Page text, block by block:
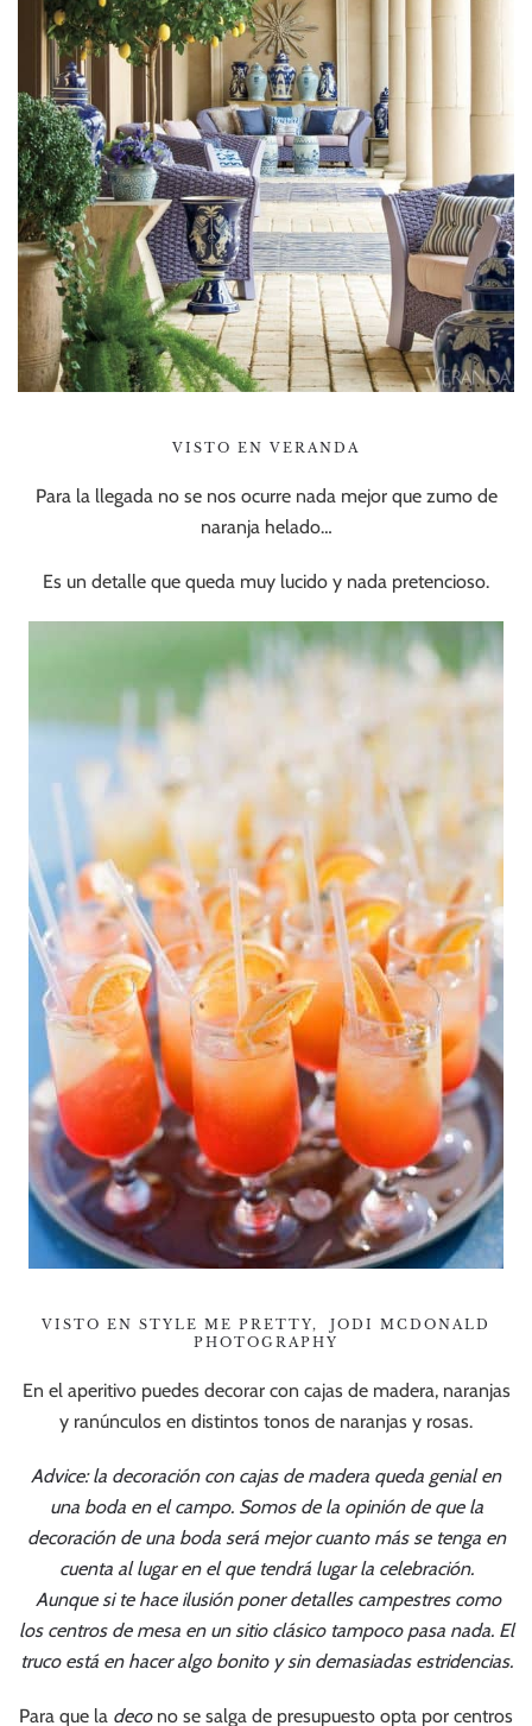
VISTO EN VERANDA
Para la llegada no se nos ocurre nada mejor que zumo de
naranja helado…
Es un detalle que queda muy lucido y nada pretencioso.
VISTO EN STYLE ME PRETTY, JODI MCDONALD
PHOTOGRAPHY
En el aperitivo puedes decorar con cajas de madera, naranjas
y ranúnculos en distintos tonos de naranjas y rosas.
Advice: la decoración con cajas de madera queda genial en
una boda en el campo. Somos de la opinión de que la
decoración de una boda será mejor cuanto más se tenga en
cuenta al lugar en el que tendrá lugar la celebración.
Aunque si te hace ilusión poner detalles campestres como
los centros de mesa en un sitio clásico tampoco pasa nada. El
truco está en hacer algo bonito y sin demasiadas estridencias.
Para que la decono se salga de presupuesto opta por centros